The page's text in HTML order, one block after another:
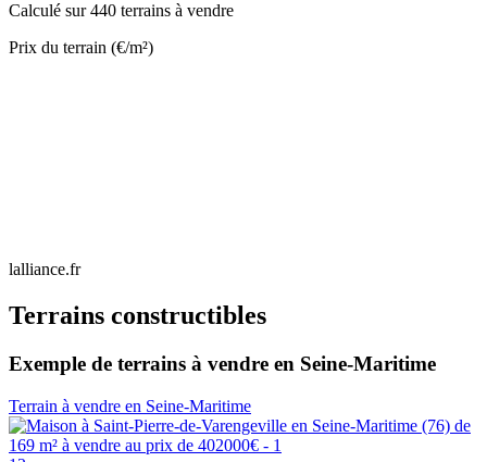
Calculé sur 440 terrains à vendre
Prix du terrain (€/m²)
lalliance.fr
Terrains constructibles
Exemple de terrains à vendre en Seine-Maritime
Terrain à vendre en Seine-Maritime